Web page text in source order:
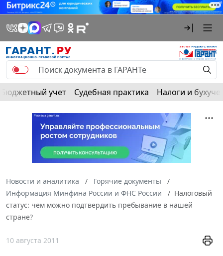
Бюджетный учет Судебная практика Налоги и
Новости и аналитика
Горячие документы
Информация Минфина России и ФНС России
Налоговый
статус: чем можно подтвердить пребывание в нашей
стране?
10 августа 2011